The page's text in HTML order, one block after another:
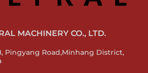
MACHINERY CO., LTD.
Pingyang Road,Minhang District,